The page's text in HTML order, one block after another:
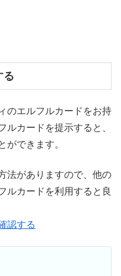
る
のエルフルカードをお持
ルカードを提示すると、
ができます。
法がありますので、他の
ルカードを利用すると良
認する